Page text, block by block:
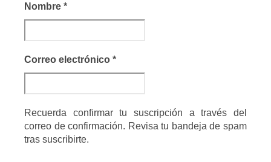
Nombre *
Correo electrónico *
Recuerda confirmar tu suscripción a través del
correo de confirmación. Revisa tu bandeja de spam
tras suscribirte.